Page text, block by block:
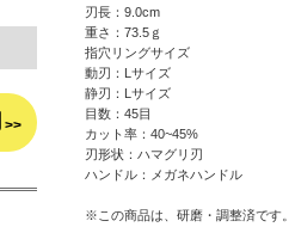
刃長：9.0cm
重さ：73.5ｇ
指穴リングサイズ
動刃：Lサイズ
静刃：Lサイズ
目数：45目
カット率：40~45%
刃形状：ハマグリ刃
ハンドル：メガネハンドル
※この商品は、研磨・調整済です。
>>